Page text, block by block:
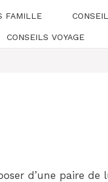
FAMILLE
CONSEILS VOYAGE
d’une paire de